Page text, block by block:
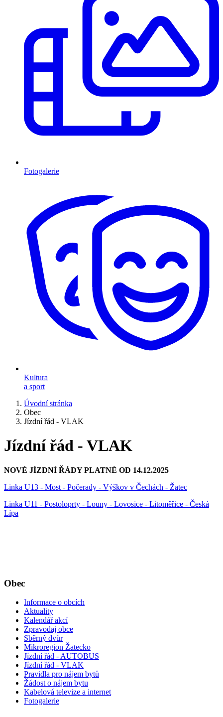
Fotogalerie
Kultura
a sport
Úvodní stránka
Obec
Jízdní řád - VLAK
Jízdní řád - VLAK
NOVÉ JÍZDNÍ ŘÁDY PLATNÉ OD 14.12.2025
Linka U13 - Most - Počerady - Výškov v Čechách - Žatec
Linka U11 - Postoloprty - Louny - Lovosice - Litoměřice - Česká
Lípa
Obec
Informace o obcích
Aktuality
Kalendář akcí
Zpravodaj obce
Sběrný dvůr
Mikroregion Žatecko
Jízdní řád - AUTOBUS
Jízdní řád - VLAK
Pravidla pro nájem bytů
Žádost o nájem bytu
Kabelová televize a internet
Fotogalerie